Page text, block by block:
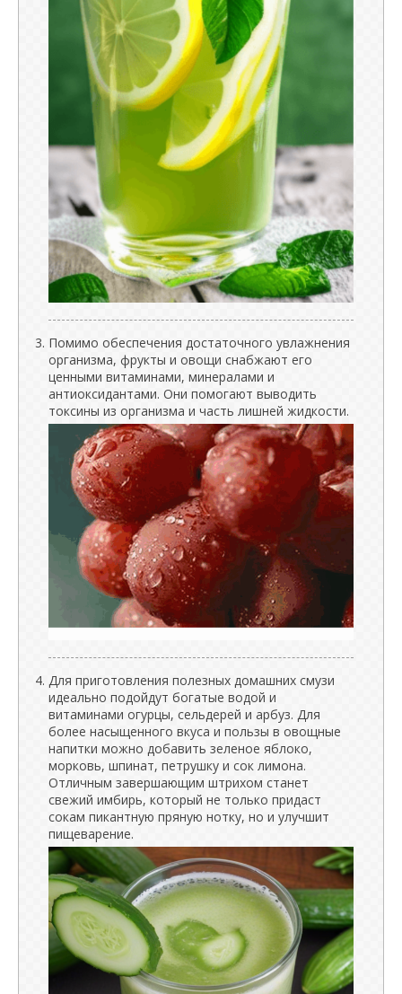
Помимо обеспечения достаточного увлажнения
организма, фрукты и овощи снабжают его
ценными витаминами, минералами и
антиоксидантами. Они помогают выводить
токсины из организма и часть лишней жидкости.
Для приготовления полезных домашних смузи
идеально подойдут богатые водой и
витаминами огурцы, сельдерей и арбуз. Для
более насыщенного вкуса и пользы в овощные
напитки можно добавить зеленое яблоко,
морковь, шпинат, петрушку и сок лимона.
Отличным завершающим штрихом станет
свежий имбирь, который не только придаст
сокам пикантную пряную нотку, но и улучшит
пищеварение.